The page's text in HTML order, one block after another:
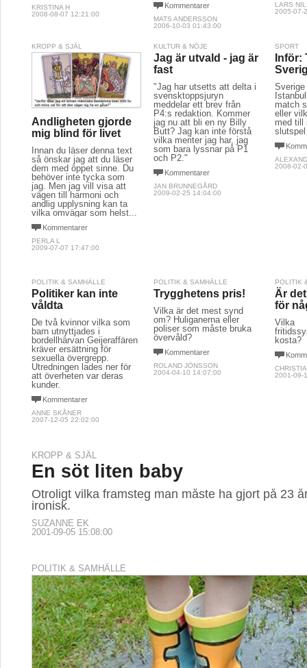
KRISTINA H
2008-08-07 12:21:00
Kommentarer
MATS ANDERSSON
2006-10-03 01:43:00
LARS
2005-07-
KROPP & SJÄL
Andligheten gjorde
mig blind för livet
Innan du läser denna text
så önskar jag att du läser
dem med öppet sinne. Du
behöver inte tycka som
jag. Men jag vill visa att
vägen till harmoni och
andlig upplysning kan ta
vilka omvägar som helst...
Kommentarer
PERLA L
2009-07-07 17:47:00
KULTUR & NÖJE
Jag är utvald - jag är
fast
"Jag har utsetts att delta i
svensktoppsjuryn
meddelar ett brev från
P4:s redaktion. Kommer
jag nu att bli en ny Billy
Butt? Jag kan inte förstå
vilka meriter jag har, jag
som bara lyssnar på P1
och P2."
Kommentarer
JAN BRUNNEGÅRD
2009-02-25 14:04:00
SPORT
Inför:
match
eller
med till
slutspel
2008-02-
POLITIK & SAMHÄLLE
Politiker kan inte
våldta
De två kvinnor vilka som
barn utnyttjades i
bordellhärvan Geijeraffären
kräver ersättning för
sexuella övergrepp.
Utredningen lades ner för
att överheten var deras
kunder.
Kommentarer
ANNE SKÅNER
2007-12-05 22:02:00
POLITIK & SAMHÄLLE
Trygghetens pris!
Vilka är det mest synd
om? Huliganerna eller
poliser som måste bruka
övervåld?
Kommentarer
ROLAND JÖNSSON
2004-04-10 14:07:00
POLITIK
Är
för
Vilka
kosta?
2001-09-
KROPP & SJÄL
En söt liten baby
Otroligt vilka framsteg man måste ha gjort på 23
ironisk.
SUZANNE EK
2001-09-05 15:08:00
POLITIK & SAMHÄLLE